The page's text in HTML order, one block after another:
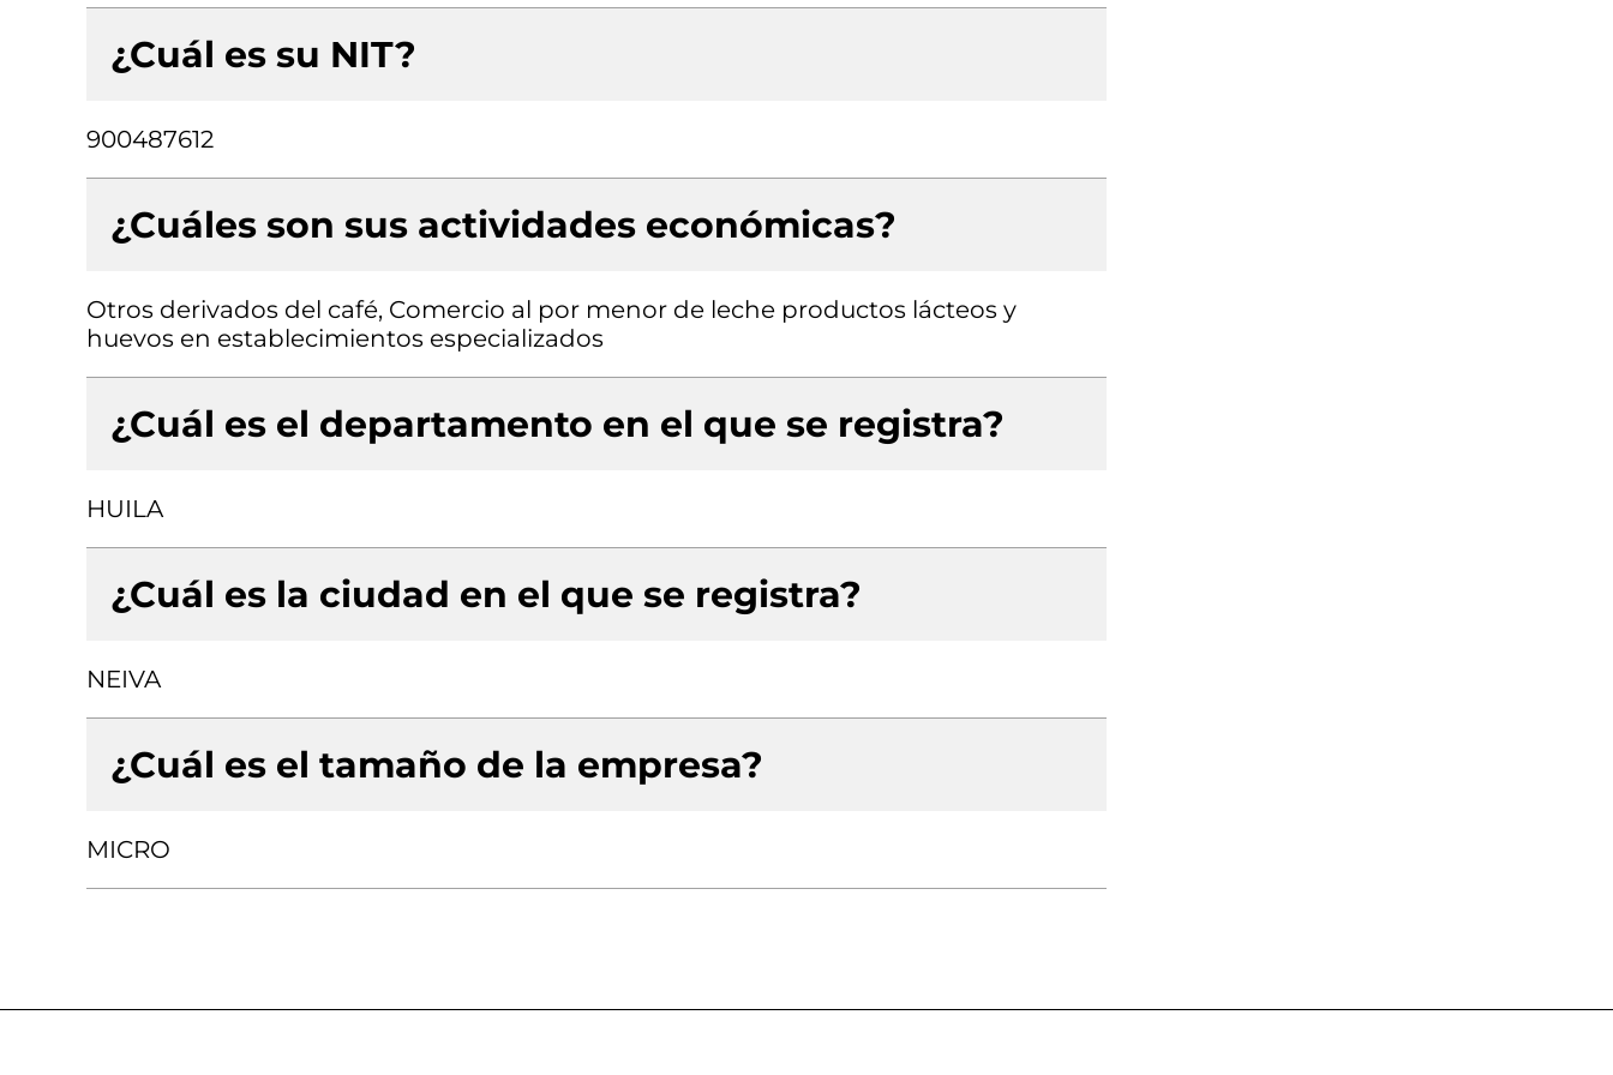
¿Cuál es su NIT?
900487612
¿Cuáles son sus actividades económicas?
Otros derivados del café, Comercio al por menor de leche productos lácteos y
huevos en establecimientos especializados
¿Cuál es el departamento en el que se registra?
HUILA
¿Cuál es la ciudad en el que se registra?
NEIVA
¿Cuál es el tamaño de la empresa?
MICRO